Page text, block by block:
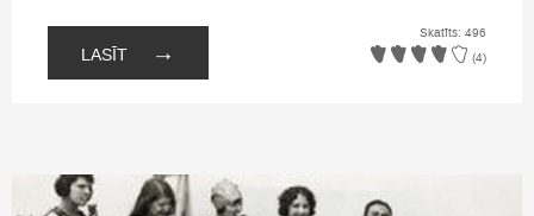
LASĪT →
Skatīts: 496
(4)